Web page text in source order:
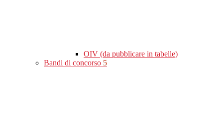
OIV (da pubblicare in tabelle)
Bandi di concorso 5